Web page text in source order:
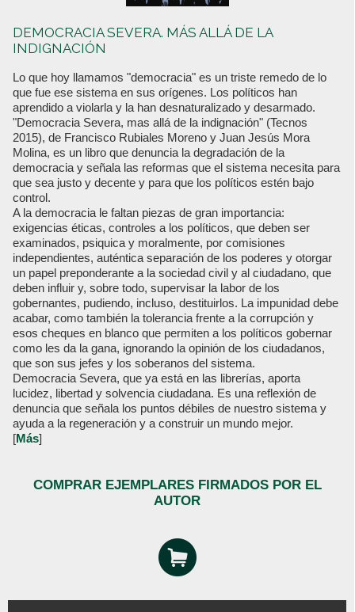
DEMOCRACIA SEVERA. MÁS ALLÁ DE LA
INDIGNACIÓN
Lo que hoy llamamos "democracia" es un triste remedo de lo
que fue ese sistema en sus orígenes. Los políticos han
aprendido a violarla y la han desnaturalizado y desarmado.
"Democracia Severa, mas allá de la indignación" (Tecnos
2015), de Francisco Rubiales Moreno y Juan Jesús Mora
Molina, es un libro que denuncia la degradación de la
democracia y señala las reformas que el sistema necesita para
que sea justo y decente y para que los políticos estén bajo
control.
A la democracia le faltan piezas de gran importancia:
exigencias éticas, controles a los políticos, que deben ser
examinados, psiquica y moralmente, por comisiones
independientes, auténtica separación de los poderes y otorgar
un papel preponderante a la sociedad civil y al ciudadano, que
deben influir y, sobre todo, supervisar la labor de los
gobernantes, pudiendo, incluso, destituirlos. La impunidad debe
acabar, como también la tolerancia frente a la corrupción y
esos cheques en blanco que permiten a los políticos gobernar
como les da la gana, ignorando la opinión de los ciudadanos,
que son sus jefes y los soberanos del sistema.
Democracia Severa, que ya está en las librerías, aporta
lucidez, libertad y solvencia ciudadana. Es una reflexión de
denuncia que señala los puntos débiles de nuestro sistema y
ayuda a la regeneración y a construir un mundo mejor.
[Más]
COMPRAR EJEMPLARES FIRMADOS POR EL
AUTOR